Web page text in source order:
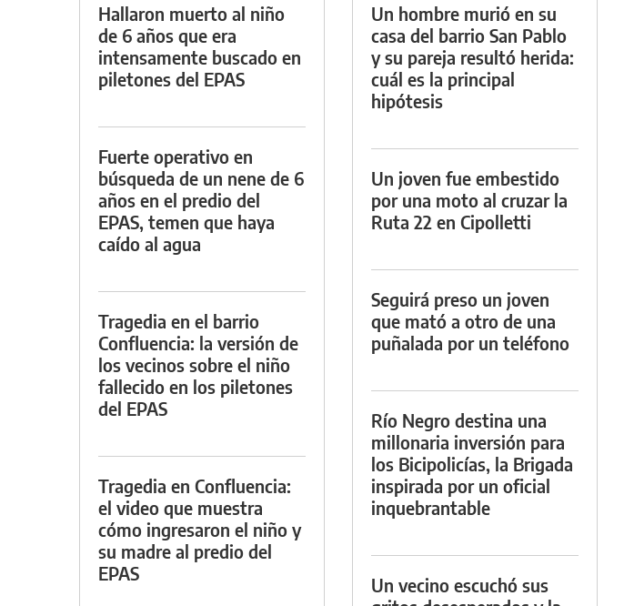
Hallaron muerto al niño
de 6 años que era
intensamente buscado en
piletones del EPAS
Fuerte operativo en
búsqueda de un nene de 6
años en el predio del
EPAS, temen que haya
caído al agua
Tragedia en el barrio
Confluencia: la versión de
los vecinos sobre el niño
fallecido en los piletones
del EPAS
Tragedia en Confluencia:
el video que muestra
cómo ingresaron el niño y
su madre al predio del
EPAS
Un hombre murió en su
casa del barrio San Pablo
y su pareja resultó herida:
cuál es la principal
hipótesis
Un joven fue embestido
por una moto al cruzar la
Ruta 22 en Cipolletti
Seguirá preso un joven
que mató a otro de una
puñalada por un teléfono
Río Negro destina una
millonaria inversión para
los Bicipolicías, la Brigada
inspirada por un oficial
inquebrantable
Un vecino escuchó sus